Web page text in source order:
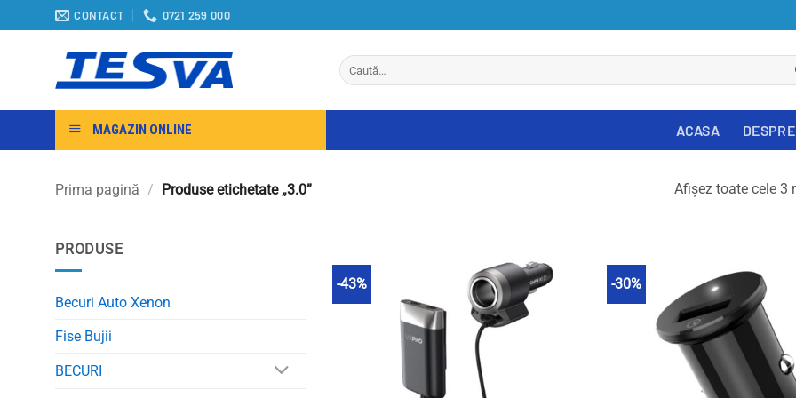
la
CONTACT 0721 259 000
Caută
după:
MAGAZIN ONLINE ACASA
Prima pagină / Produse etichetate „3.0” Afișez toate cele 3
PRODUSE
Becuri Auto Xenon
Fise Bujii
BECURI
-43%
Adauga in Wishlist
-30%
Adauga